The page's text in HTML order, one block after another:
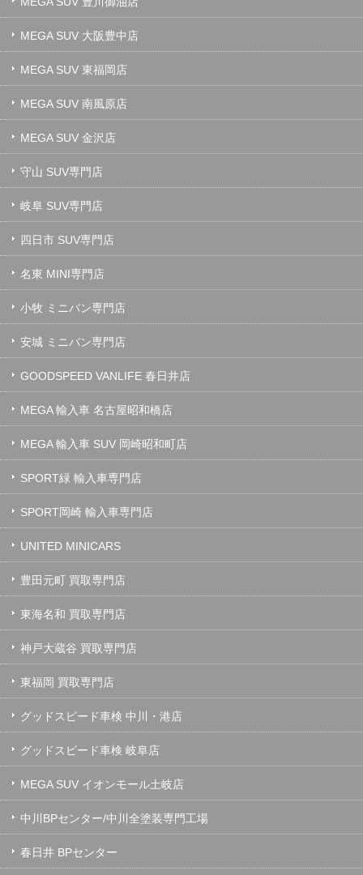
MEGA SUV 大阪豊中店
MEGA SUV 東福岡店
MEGA SUV 南風原店
MEGA SUV 金沢店
守山 SUV専門店
岐阜 SUV専門店
四日市 SUV専門店
名東 MINI専門店
小牧 ミニバン専門店
安城 ミニバン専門店
GOODSPEED VANLIFE 春日井店
MEGA 輸入車 名古屋昭和橋店
MEGA 輸入車 SUV 岡崎昭和町店
SPORT緑 輸入車専門店
SPORT岡崎 輸入車専門店
UNITED MINICARS
豊田元町 買取専門店
東海名和 買取専門店
神戸大蔵谷 買取専門店
東福岡 買取専門店
グッドスピード車検 中川・港店
グッドスピード車検 岐阜店
MEGA SUV イオンモール土岐店
中川BPセンター/中川全塗装専門工場
春日井 BPセンター